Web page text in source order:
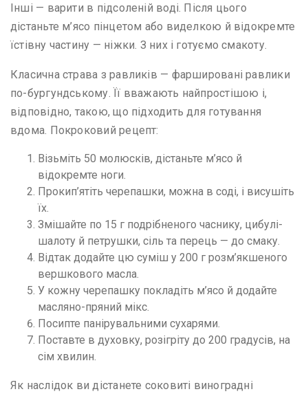
Інші — варити в підсоленій воді. Після цього
дістаньте м’ясо пінцетом або виделкою й відокремте
їстівну частину — ніжки. З них і готуємо смакоту.
Класична страва з равликів — фаршировані равлики
по-бургундському. Її вважають найпростішою і,
відповідно, такою, що підходить для готування
вдома. Покроковий рецепт:
Візьміть 50 молюсків, дістаньте м’ясо й
відокремте ноги.
Прокип’ятіть черепашки, можна в соді, і висушіть
їх.
Змішайте по 15 г подрібненого часнику, цибулі-
шалоту й петрушки, сіль та перець — до смаку.
Відтак додайте цю суміш у 200 г розм’якшеного
вершкового масла.
У кожну черепашку покладіть м’ясо й додайте
масляно-пряний мікс.
Посипте панірувальними сухарями.
Поставте в духовку, розігріту до 200 градусів, на
сім хвилин.
Як наслідок ви дістанете соковиті виноградні